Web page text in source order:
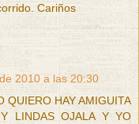
Cariños
2010 a las 20:30
QUIERO HAY AMIGUITA
LINDAS OJALA Y YO